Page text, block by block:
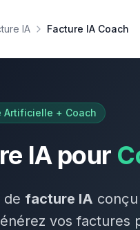
IA Facture IA Coach
Artificielle + Coach
IA pour
de facture IA
vos factures